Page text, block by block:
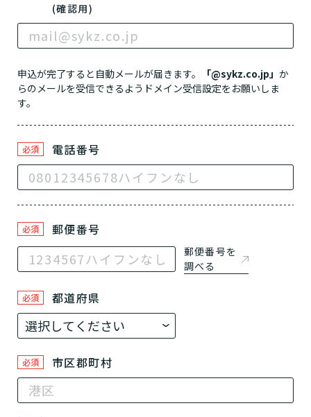
(確認用)
申込が完了すると自動メールが届きます。 「@sykz.co.jp」 か
らのメールを受信できるようドメイン受信設定をお願いしま
す。
必須 電話番号
必須 郵便番号
郵便番号を
調べる
必須 都道府県
必須 市区郡町村
あなたに適しているのは?
用途やご利用目的が違います。
い!」という方は、
なたに適しているのか簡単にチェックしてみま
しょう!最大4つの質問に答えていただくだけ
で、おすすめの介護保険サービスを紹介しま
診断スタート
要介護認定を受け、要支援１～２、
要介護１～５、いずれかの判定を受
けていますか？
はい
と判定された
ご自宅で生活しながら介護サービス
を使いたいですか？
老人ホームなどの施設に移り住みた
いですか？
自宅で生活しながら
施設へ移り住みたい
現在、日常生活を送るうえで誰かの
介護などサポートが必要ですか？
必要
介護スタッフにご自宅に来てもらい
たいですか？
来てもらいたい
認知症の診断を受けていますか？
りますか？
はい
日帰りで使いたいですか？
一時的に宿泊したいですか？
日帰りで使いたい
一時的に宿泊したい
要支援１～２・要介護１～２です
要介護３～５ですか？
要支援１～２
要介護１～２
要介護３～５